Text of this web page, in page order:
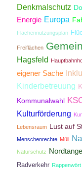
Denkmalschutz
Energie Europa
Flächennutzungsplan
Freiflächen
Hagsfeld
eigener Sache
Kinderbetreuung
Kommunalwahl
Kulturförderung
Lebensraum Lust auf
Menschenrechte Müll
Naturschutz
Radverkehr Rappenwört